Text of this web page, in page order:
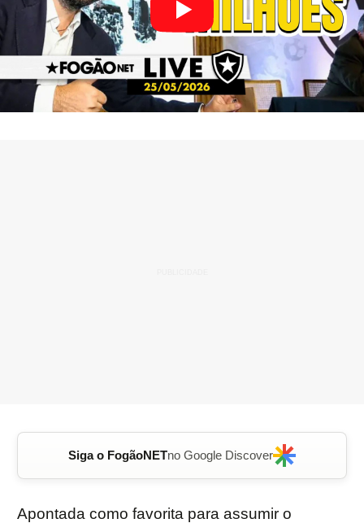
Siga o FogãoNETno Google Discover
Apontada como favorita para assumir o